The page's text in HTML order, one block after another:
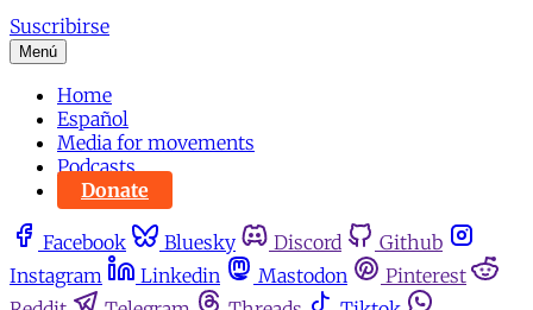
Suscribirse
Menú
Home
Español
Media for movements
Podcasts
Donate
Facebook Bluesky Discord
Github
Instagram
Linkedin Mastodon
Pinterest